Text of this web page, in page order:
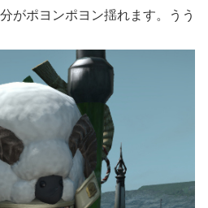
がポヨンポヨン揺れます。うう